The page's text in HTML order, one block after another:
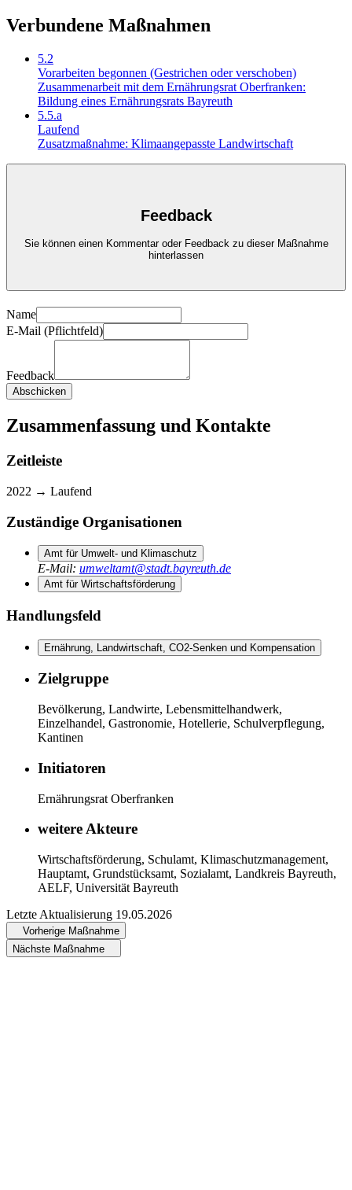
Verbundene Maßnahmen
5.2
Vorarbeiten begonnen (Gestrichen oder verschoben)
Zusammenarbeit mit dem Ernährungsrat Oberfranken:
Bildung eines Ernährungsrats Bayreuth
5.5.a
Laufend
Zusatzmaßnahme: Klimaangepasste Landwirtschaft
Feedback
Sie können einen Kommentar oder Feedback zu dieser Maßnahme
hinterlassen
Name
E-Mail (Pflichtfeld)
Feedback
Abschicken
Zusammenfassung und Kontakte
Zeitleiste
2022 → Laufend
Zuständige Organisationen
Amt für Umwelt- und Klimaschutz
E-Mail: umweltamt@stadt.bayreuth.de
Amt für Wirtschaftsförderung
Handlungsfeld
Ernährung, Landwirtschaft, CO2-Senken und Kompensation
Zielgruppe
Bevölkerung, Landwirte, Lebensmittelhandwerk,
Einzelhandel, Gastronomie, Hotellerie, Schulverpflegung,
Kantinen
Initiatoren
Ernährungsrat Oberfranken
weitere Akteure
Wirtschaftsförderung, Schulamt, Klimaschutzmanagement,
Hauptamt, Grundstücksamt, Sozialamt, Landkreis Bayreuth,
AELF, Universität Bayreuth
Letzte Aktualisierung 19.05.2026
Vorherige Maßnahme
Nächste Maßnahme